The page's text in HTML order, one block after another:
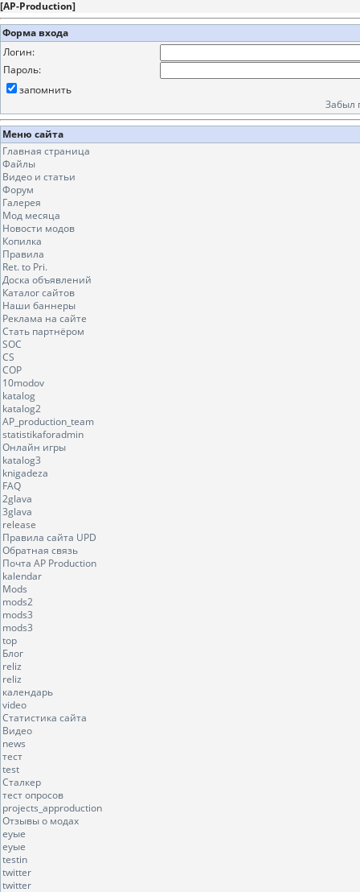
[AP-Production]
Форма входа
Логин:
Пароль:
запомнить
Забыл
Меню сайта
Главная страница
Файлы
Видео и статьи
Форум
Галерея
Мод месяца
Новости модов
Копилка
Правила
Ret. to Pri.
Доска объявлений
Каталог сайтов
Наши баннеры
Реклама на сайте
Стать партнёром
SOC
CS
COP
10modov
katalog
katalog2
AP_production_team
statistikaforadmin
Онлайн игры
katalog3
knigadeza
FAQ
2glava
3glava
release
Правила сайта UPD
Обратная связь
Почта AP Production
kalendar
Mods
mods2
mods3
mods3
top
Блог
reliz
reliz
календарь
video
Статистика сайта
Видео
news
тест
test
Сталкер
тест опросов
projects_approduction
Отзывы о модах
еуые
еуые
testin
twitter
twitter